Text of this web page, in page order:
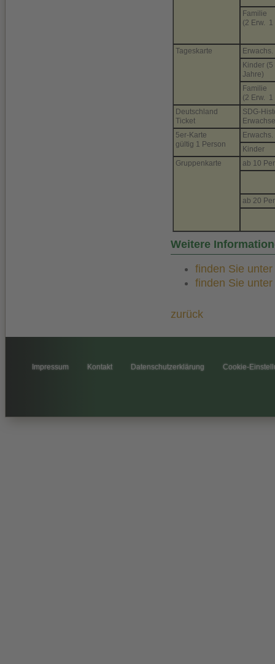
Familie
(2 Erw. 1
Tageskarte
Erwachs.
Kinder
Jahre)
Familie
(2 Erw. 1
Deutschland
Ticket
SDG-
5er-Karte
gültig 1 Person
Erwachs.
Kinder
Gruppenkarte
ab 10
ab 20
Weitere
finden Sie
finden Sie
zurück
Impressum Kontakt Datenschutzerklärung Cookie-